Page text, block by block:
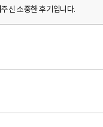
신 소중한 후기입니다.